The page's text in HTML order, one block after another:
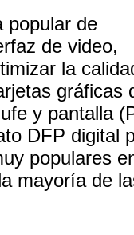
popular de
de video,
la
gráficas
y pantalla
DFP digital
populares
mayoría de